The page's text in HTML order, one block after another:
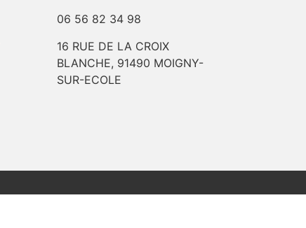
06 56 82 34 98
16 RUE DE LA CROIX
BLANCHE, 91490 MOIGNY-
SUR-ECOLE